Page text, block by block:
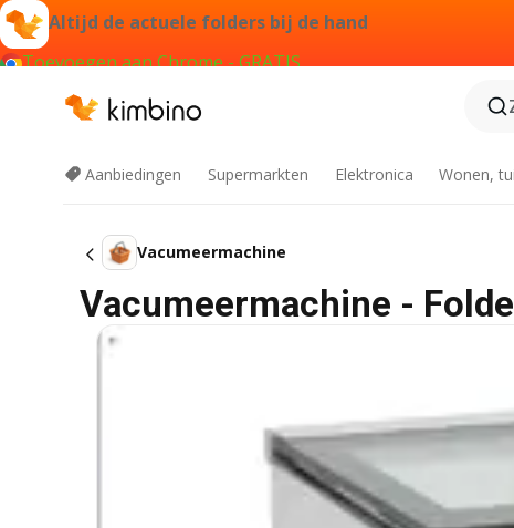
Altijd de actuele folders bij de hand
Toevoegen aan Chrome - GRATIS
Aanbiedingen Supermarkten Elektronica Wonen,
Vacumeermachine
Vacumeermachine -